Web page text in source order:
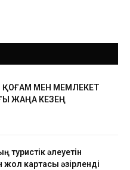
ҚОҒАМ МЕН МЕМЛЕКЕТ
ЖАҢА КЕЗЕҢ
туристік әлеуетін
жол картасы әзірленді